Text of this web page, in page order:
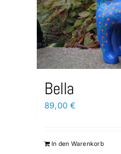
Bella
89,00€
In den Warenkorb